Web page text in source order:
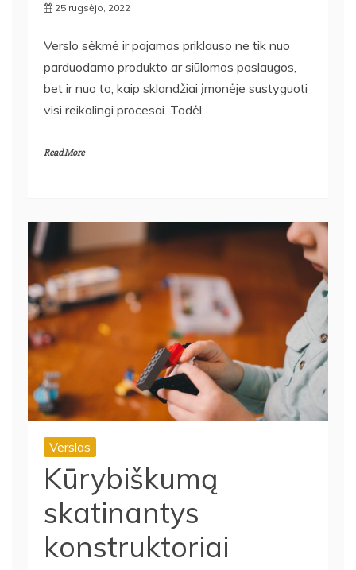
25 rugsėjo, 2022
Verslo sėkmė ir pajamos priklauso ne tik nuo
parduodamo produkto ar siūlomos paslaugos,
bet ir nuo to, kaip sklandžiai įmonėje sustyguoti
visi reikalingi procesai. Todėl
Read More
Verslas
Kūrybiškumą
skatinantys
konstruktoriai